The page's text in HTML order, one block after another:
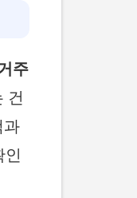
주
건
과